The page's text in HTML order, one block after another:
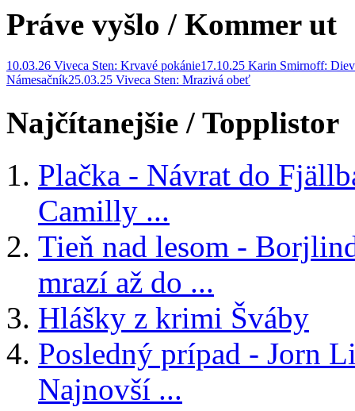
Práve vyšlo / Kommer ut
10.03.26 Viveca Sten: Krvavé pokánie17.10.25 Karin Smirnoff:
Námesačník25.03.25 Viveca Sten: Mrazivá obeť
Najčítanejšie / Topplistor
Plačka - Návrat do
Camilly ...
Tieň nad lesom -
mrazí až do ...
Hlášky z krimi Šváby
Posledný prípad - Jorn
Najnovší ...